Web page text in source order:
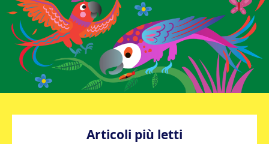
Articoli più letti